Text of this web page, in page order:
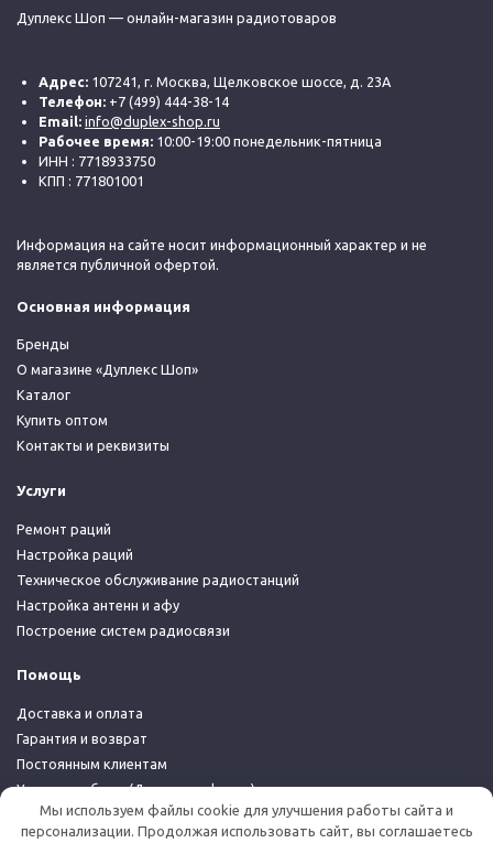
Дуплекс Шоп — онлайн-магазин радиотоваров
Адрес: 107241, г. Москва, Щелковское шоссе, д. 23А
Телефон: +7 (499) 444-38-14
Email: info@duplex-shop.ru
Рабочее время: 10:00-19:00 понедельник-пятница
ИНН : 7718933750
КПП : 771801001
Информация на сайте носит информационный характер и не
является публичной офертой.
Основная информация
Бренды
О магазине «Дуплекс Шоп»
Каталог
Купить оптом
Контакты и реквизиты
Услуги
Ремонт раций
Настройка раций
Техническое обслуживание радиостанций
Настройка антенн и афу
Построение систем радиосвязи
Помощь
Доставка и оплата
Гарантия и возврат
Постоянным клиентам
Условия работы (Договор-оферта)
Политика конфиденциальности
Мы используем файлы cookie для улучшения работы сайта и
персонализации. Продолжая использовать сайт, вы соглашаетесь